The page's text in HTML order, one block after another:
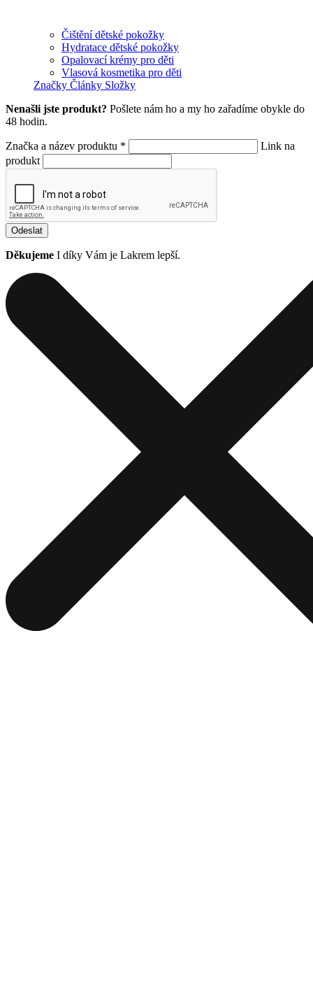
Čištění dětské pokožky
Hydratace dětské pokožky
Opalovací krémy pro děti
Vlasová kosmetika pro děti
Značky Články Složky
Nenašli jste produkt? Pošlete nám ho a my ho zařadíme obykle do
48 hodin.
Značka a název produktu *
Link na
produkt
Odeslat
Děkujeme I díky Vám je Lakrem lepší.